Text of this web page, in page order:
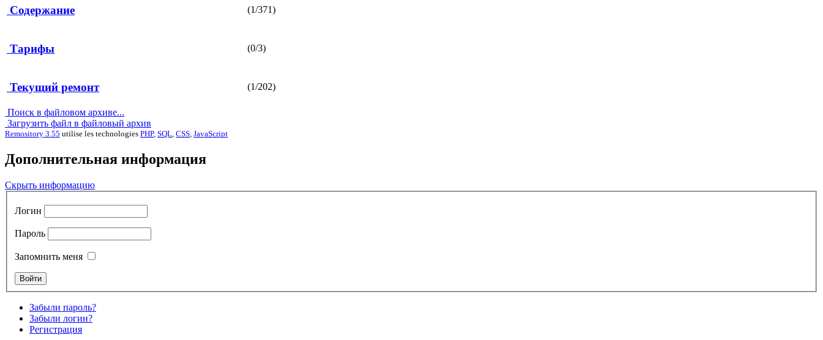
Содержание (1/371)
Тарифы (0/3)
Текущий ремонт (1/202)
Поиск в файловом архиве...
Загрузить файл в файловый архив
Remository 3.55 utilise les technologies PHP, SQL CSS JavaScript
Дополнительная информация
Скрыть информацию
Логин
Пароль
Запомнить меня
Забыли пароль?
Забыли логин?
Регистрация